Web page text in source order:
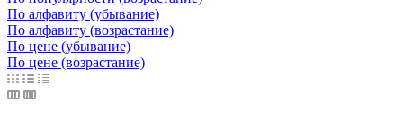
По алфавиту (убывание)
По алфавиту (возрастание)
По цене (убывание)
По цене (возрастание)